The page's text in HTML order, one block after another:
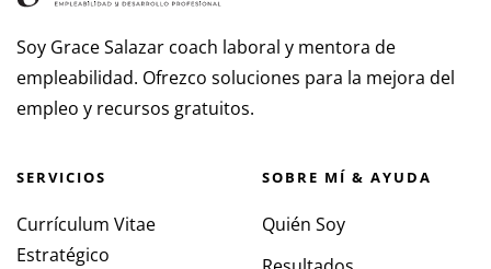
Soy Grace Salazar coach laboral y mentora de
empleabilidad. Ofrezco soluciones para la mejora del
empleo y recursos gratuitos.
SERVICIOS
Currículum Vitae
Estratégico
SOBRE MÍ & AYUDA
Quién Soy